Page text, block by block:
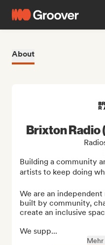
About
Brixton Radio
Building a community
artists to keep doing
We are an
built by community,
create an inclusive
We supp...
Mehr